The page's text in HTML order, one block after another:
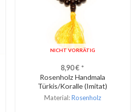
NICHT VORRÄTIG
8,90€ *
Rosenholz Handmala
Türkis/Koralle (Imitat)
Material:Rosenholz